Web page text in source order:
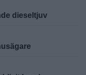
dieseltjuv